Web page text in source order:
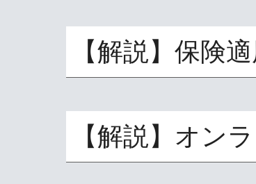
【解説】保険
【解説】オン